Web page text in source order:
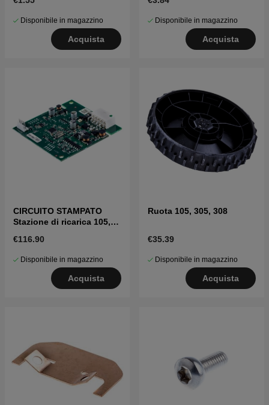
Disponibile in magazzino
Acquista
Disponibile in magazzino
Acquista
CIRCUITO STAMPATO
Stazione di ricarica 105,
€116.90
Disponibile in magazzino
Acquista
Ruota 105, 305, 308
€35.39
Disponibile in magazzino
Acquista